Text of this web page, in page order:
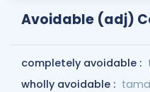
Avoidable (adj)
completely avoidable :
wholly avoidable :